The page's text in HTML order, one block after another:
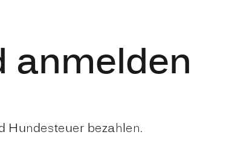
anmelden
Hundesteuer bezahlen.